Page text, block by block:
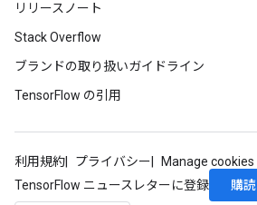
リリースノート
Stack Overflow
ブランドの取り扱いガイドライン
TensorFlow の引用
利用規約 プライバシー
Manage cookies
TensorFlow ニュースレターに登録
購読